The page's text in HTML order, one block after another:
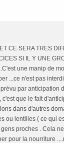
CE SERA TRES
SI IL Y UNE
une manip de
...ce n'est pas
par anticipation
que le fait
dans d'autres
ou lentilles ( ce qui
proches . Cela
pour la nourriture